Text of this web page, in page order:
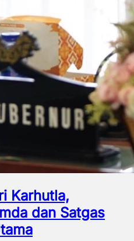
Karhutla,
dan Satgas